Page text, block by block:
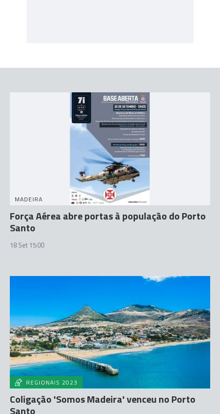
MADEIRA
Força Aérea abre portas à população do Porto
Santo
18 Set 15:00
REGIONAIS 2023
Coligação 'Somos Madeira' venceu no Porto
Santo